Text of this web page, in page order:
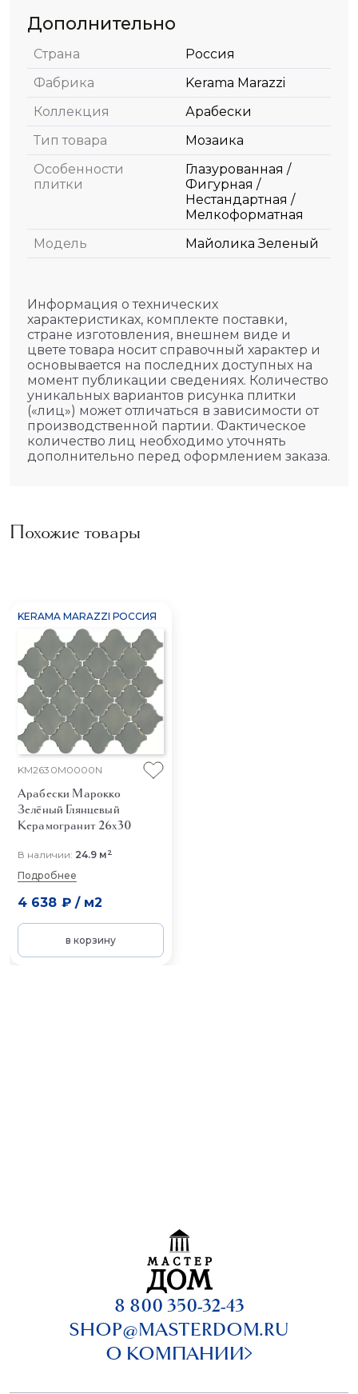
Дополнительно
Страна
Россия
Фабрика
Kerama Marazzi
Коллекция
Арабески
Тип товара
Мозаика
Особенности
плитки
Глазурованная /
Фигурная /
Нестандартная /
Мелкоформатная
Модель
Майолика Зеленый
Информация о технических
характеристиках, комплекте поставки,
стране изготовления, внешнем виде и
цвете товара носит справочный характер и
основывается на последних доступных на
момент публикации сведениях. Количество
уникальных вариантов рисунка плитки
(«лиц») может отличаться в зависимости от
производственной партии. Фактическое
количество лиц необходимо уточнять
дополнительно перед оформлением заказа.
Похожие товары
KERAMA MARAZZI РОССИЯ
KM2630M0000N
Арабески Марокко
Зелёный Глянцевый
Керамогранит 26x30
В наличии: 24.9 м2
Подробнее
4 638 ₽/ м2
в корзину
8 800 350-32-43
SHOP@MASTERDOM.RU
О КОМПАНИИ